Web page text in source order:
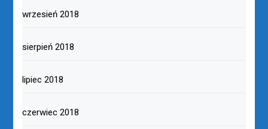
wrzesień 2018
sierpień 2018
lipiec 2018
czerwiec 2018